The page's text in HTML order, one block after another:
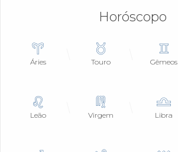
Horóscopo
Áries Touro Gêmeos
Leão Virgem Libra